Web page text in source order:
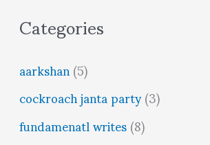
Categories
aarkshan(5)
cockroach janta party(3)
fundamenatl writes(8)